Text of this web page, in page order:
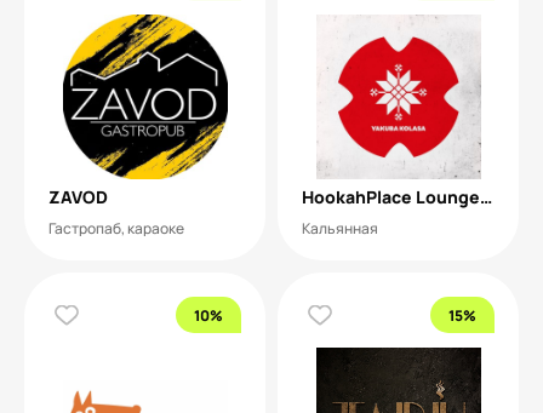
ZAVOD
Гастропаб, караоке
HookahPlace Lounge Bar
Кальянная
10% 15%